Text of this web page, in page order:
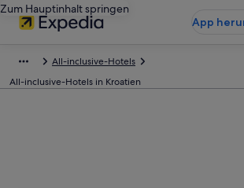
Zum Hauptinhalt springen
App
All-inclusive-Hotels
All-inclusive-Hotels in Kroatien